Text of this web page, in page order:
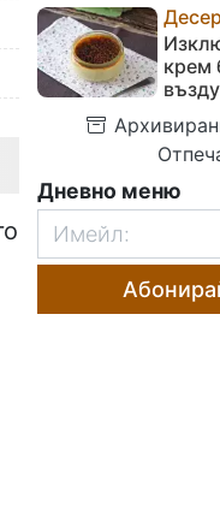
крем
Дневно меню